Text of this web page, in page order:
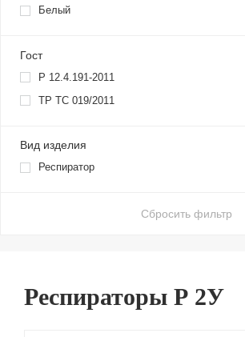
Белый
Гост
Р 12.4.191-2011
ТР ТС 019/2011
Вид изделия
Респиратор
Сбросить фильтр
Респираторы Р 2У